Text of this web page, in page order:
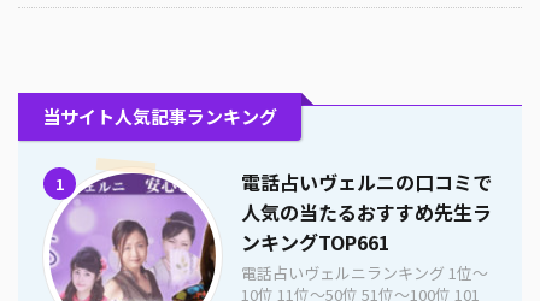
当サイト人気記事ランキング
1
電話占いヴェルニの口コミで
人気の当たるおすすめ先生ラ
ンキングTOP661
電話占いヴェルニランキング 1位〜
10位 11位〜50位 51位〜100位 101